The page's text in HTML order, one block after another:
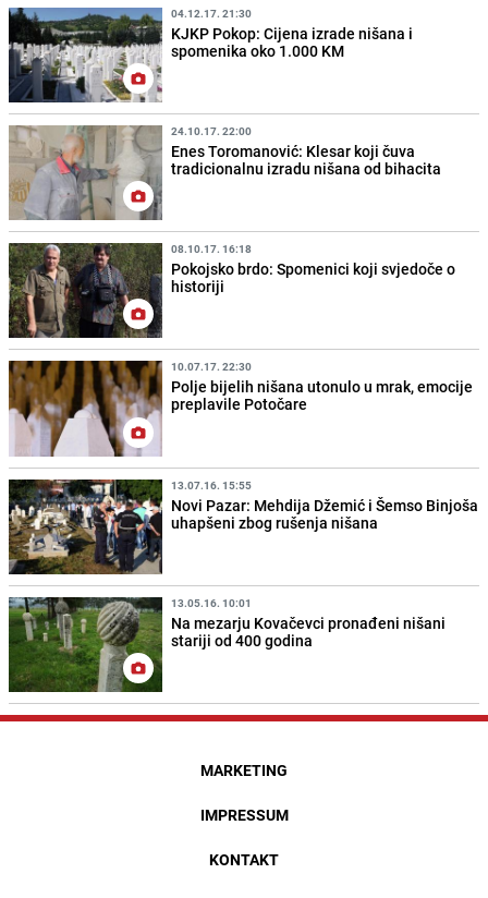
04.12.17. 21:30
KJKP Pokop: Cijena izrade nišana i
spomenika oko 1.000 KM
24.10.17. 22:00
Enes Toromanović: Klesar koji čuva
tradicionalnu izradu nišana od bihacita
08.10.17. 16:18
Pokojsko brdo: Spomenici koji svjedoče o
historiji
10.07.17. 22:30
Polje bijelih nišana utonulo u mrak, emocije
preplavile Potočare
13.07.16. 15:55
Novi Pazar: Mehdija Džemić i Šemso Binjoša
uhapšeni zbog rušenja nišana
13.05.16. 10:01
Na mezarju Kovačevci pronađeni nišani
stariji od 400 godina
MARKETING
IMPRESSUM
KONTAKT